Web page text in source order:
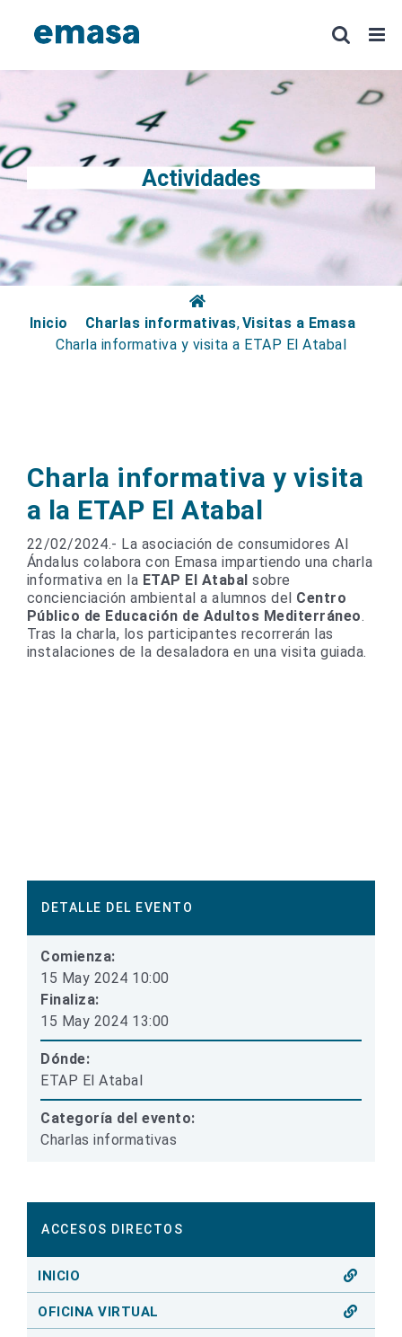
Actividades
Inicio Charlas informativas Visitas a Emasa
Charla informativa y visita a ETAP El Atabal
Charla informativa y visita
a la ETAP El Atabal
22/02/2024.- La asociación de consumidores Al
Ándalus colabora con Emasa impartiendo una charla
informativa en la ETAP El Atabal sobre
concienciación ambiental a alumnos del Centro
Público de Educación de Adultos Mediterráneo.
Tras la charla, los participantes recorrerán las
instalaciones de la desaladora en una visita guiada.
DETALLE DEL EVENTO
Comienza:
15 May 2024 10:00
Finaliza:
15 May 2024 13:00
Dónde:
ETAP El Atabal
Categoría del evento:
Charlas informativas
ACCESOS DIRECTOS
INICIO
OFICINA VIRTUAL